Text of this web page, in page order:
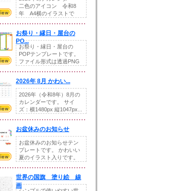
二色のアイコン 令和8
年 A4横のイラストで
お祭り・縁日・屋台の
PO...
お祭り・縁日・屋台の
POPテンプレートです。
ファイル形式は透過PNG
2026年 8月 かわい...
2026年（令和8年）8月の
カレンダーです。 サイ
ズ：横1480px 縦1047px...
お盆休みのお知らせ
お盆休みのお知らせテン
プレートです。 かわいい
夏のイラスト入りです。
世界の国旗 塗り絵 線
画